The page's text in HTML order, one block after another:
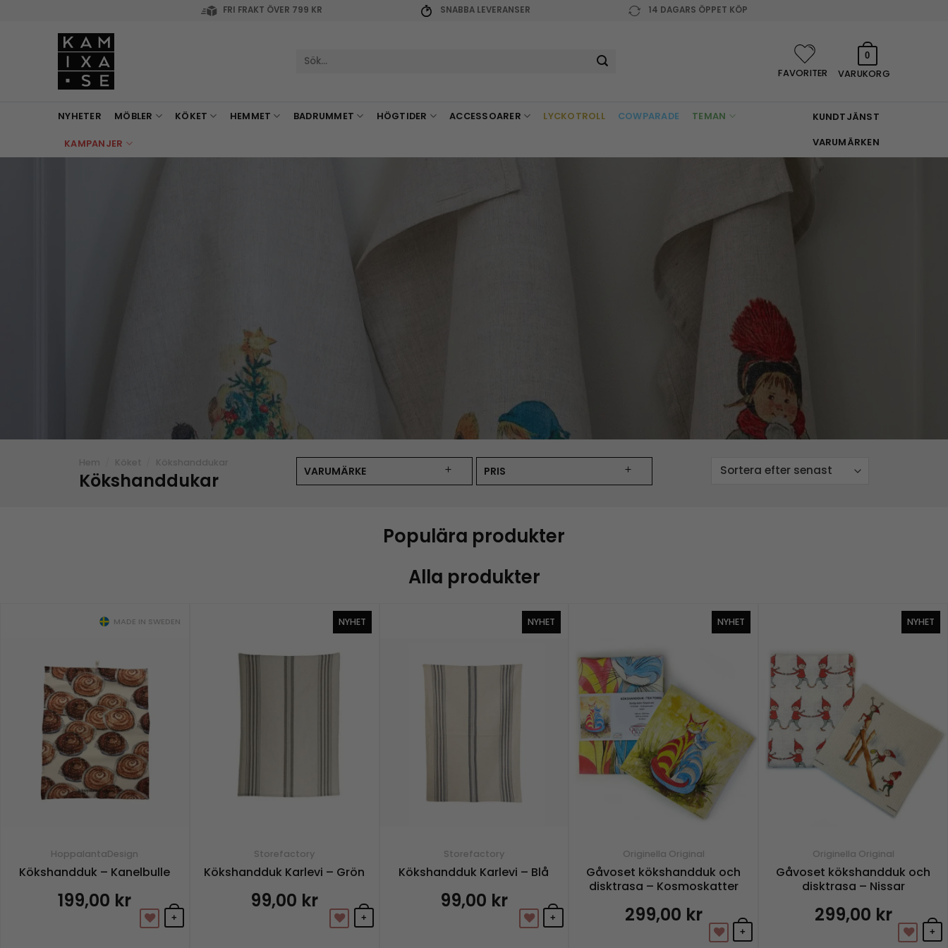
FRI FRAKT ÖVER 799 KR SNABBA LEVERANSER 14 DAGARS ÖPPET KÖP
Sök
FAVORITER VARUKORG
0
NYHETER MÖBLER KÖKET HEMMET BADRUMMET HÖGTIDER ACCESSOARER LYCKOTROLL COWPARADE TEMAN
KAMPANJER
KUNDTJÄNST
VARUMÄRKEN
Hem Köket Kökshanddukar
Kökshanddukar VARUMÄRKE PRIS
Populära produkter
Alla produkter
MADE IN SWEDEN
HoppalantaDesign
Kökshandduk – Kanelbulle
199,00 kr
+
NYHET
Storefactory
Kökshandduk Karlevi – Grön
99,00 kr
+
NYHET
Storefactory
Kökshandduk Karlevi – Blå
99,00 kr
+
NYHET
Originella Original
Gåvoset kökshandduk och
disktrasa – Kosmoskatter
299,00 kr
+
NYHET
Originella Original
Gåvoset kökshandduk och
disktrasa – Nissar
299,00 kr
+